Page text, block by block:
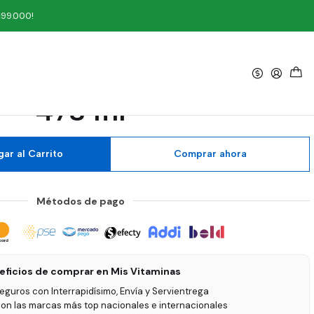
473 ml
Drink Baja Bomb
473 ml
al Carrito Comprar ahora
Métodos de pago
de comprar en Mis Vitaminas
con Interrapidísimo, Envía y Servientrega
las marcas más top nacionales e internacionales